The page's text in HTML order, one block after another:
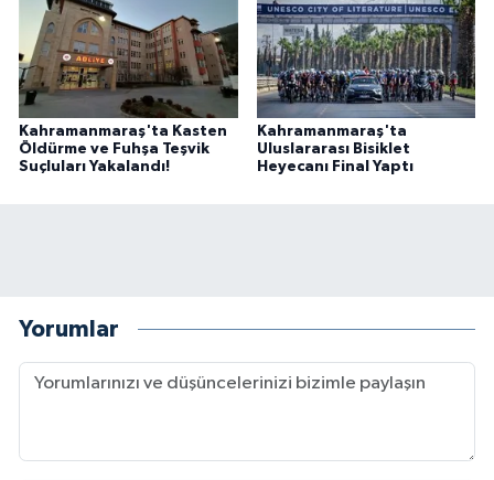
Kahramanmaraş'ta Kasten
Öldürme ve Fuhşa Teşvik
Suçluları Yakalandı!
Kahramanmaraş'ta
Uluslararası Bisiklet
Heyecanı Final Yaptı
Yorumlar